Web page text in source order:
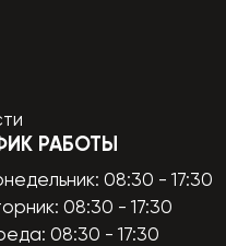
РАБОТЫ
08:30 - 17:30
08:30 - 17:30
08:30 - 17:30